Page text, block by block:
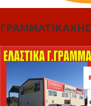
ΓΡΑΜΜΑΤΙΚΑΚΗΣ